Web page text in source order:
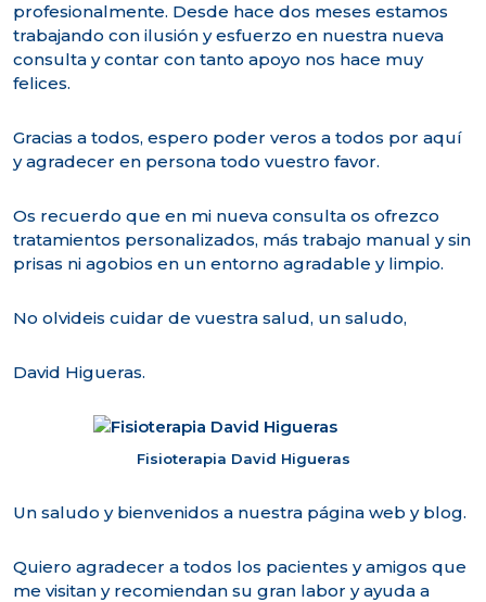
profesionalmente. Desde hace dos meses estamos
trabajando con ilusión y esfuerzo en nuestra nueva
consulta y contar con tanto apoyo nos hace muy
felices.
Gracias a todos, espero poder veros a todos por aquí
y agradecer en persona todo vuestro favor.
Os recuerdo que en mi nueva consulta os ofrezco
tratamientos personalizados, más trabajo manual y sin
prisas ni agobios en un entorno agradable y limpio.
No olvideis cuidar de vuestra salud, un saludo,
David Higueras.
Fisioterapia David Higueras
Un saludo y bienvenidos a nuestra página web y blog.
Quiero agradecer a todos los pacientes y amigos que
me visitan y recomiendan su gran labor y ayuda a